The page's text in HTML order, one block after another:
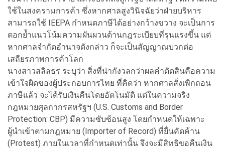
ใช้ในสงครามการค้า ซึ่งหากศาลสูงวินิจฉัยว่าฝ่ายบริหาร
สามารถใช้ IEEPA กำหนดภาษีได้อย่างกว้างขวาง จะเป็นการ
ตอกย้ำแนวโน้มความผันผวนด้านกฎระเบียบที่รุนแรงขึ้น แต่
หากศาลจำกัดอำนาจดังกล่าว ก็จะเป็นสัญญาณบวกต่อ
เสถียรภาพการค้าโลก
นางสาวสลิลธร ระบุว่า สิ่งที่น่ากังวลกว่าผลคำตัดสินคือความ
เข้าใจผิดของผู้ประกอบการไทย ที่คิดว่า หากศาลสั่งเพิกถอน
ภาษีแล้ว จะได้รับเงินคืนโดยอัตโนมัติ แต่ในความจริง
กฎหมายศุลกากรสหรัฐฯ (U.S. Customs and Border
Protection: CBP) มีความซับซ้อนสูง โดยกำหนดให้เฉพาะ
ผู้นำเข้าตามกฎหมาย (Importer of Record) ที่ยื่นคัดค้าน
(Protest) ภายในเวลาที่กำหนดเท่านั้น จึงจะมีสิทธิขอคืนเงิน